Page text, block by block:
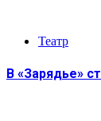
Театр
В «Зарядье»